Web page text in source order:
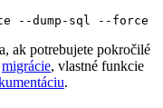
ak potrebujete pokročilé
migrácie, vlastné funkcie
.